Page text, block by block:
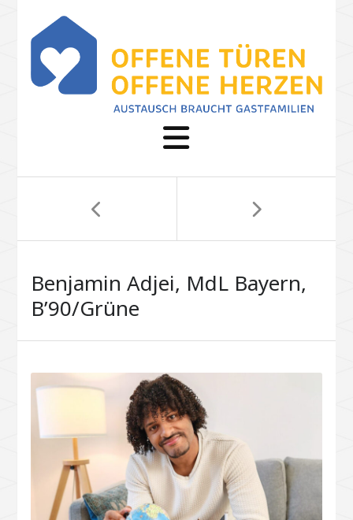
Benjamin Adjei, MdL Bayern,
B’90/Grüne